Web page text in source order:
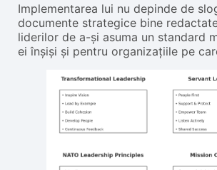
Implementarea lui nu depinde de
documente strategice bine
liderilor de a-și asuma un standard
ei înșiși și pentru organizațiile pe